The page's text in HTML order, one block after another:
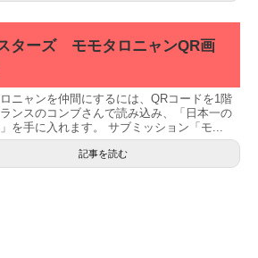
ターズ モモタロニャンQR画
ニャンを仲間にするには、QRコードを1階
ンスのコンブさんで読み込み、「日本一の
を手に入れます。 サブミッション「モ...
記事を読む